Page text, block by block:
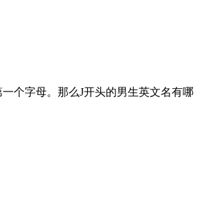
个字母。那么J开头的男生英文名有哪